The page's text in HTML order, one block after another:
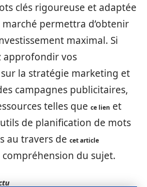
clés rigoureuse et adaptée
permettra d’obtenir
maximal. Si
approfondir vos
sur la stratégie marketing et
campagnes publicitaires,
telles que ce lien et
de planification de mots
au travers de cet article
du sujet.